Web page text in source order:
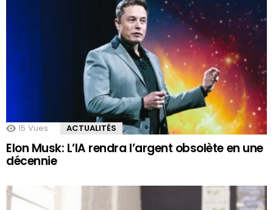
15 Vues ACTUALITÉS
Elon Musk: L’IA rendra l’argent obsolète en une
décennie